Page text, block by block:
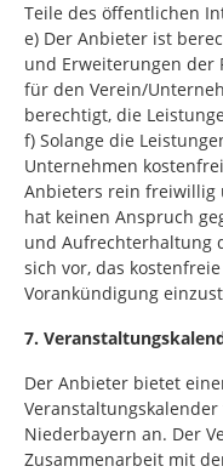
Teile des öffentlichen
e) Der Anbieter ist
und Erweiterungen der
für den Verein/
berechtigt, die
f) Solange die
Unternehmen
Anbieters rein freiwillig
hat keinen Anspruch
und Aufrechterhaltung
sich vor, das
Vorankündigung
7.
Der Anbieter bietet
Niederbayern an. Der
Zusammenarbeit mit